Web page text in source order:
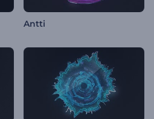
Antti